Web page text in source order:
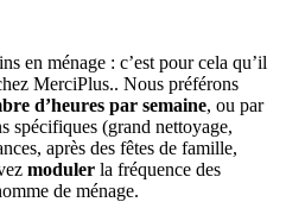
en ménage : c’est pour cela qu’il
MerciPlus.. Nous préférons
d’heures par semaine, ou par
spécifiques (grand nettoyage,
après des fêtes de famille,
moduler la fréquence des
de ménage.